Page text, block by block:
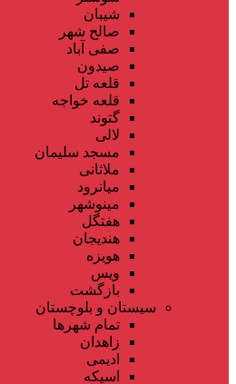
شیبان
صالح شهر
صفی آباد
صیدون
قلعه تل
قلعه خواجه
گتوند
لالی
مسجد سلیمان
ملاثانی
میانرود
مینوشهر
هفتگل
هندیجان
هویزه
ویس
بازگشت
سیستان و بلوچستان
تمام شهر‌ها
زاهدان
ادیمی
اسپکه